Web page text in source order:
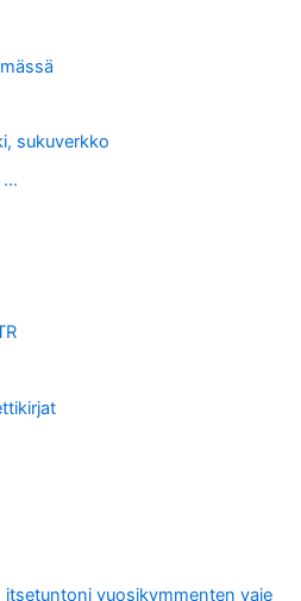
sukuverkko
…
itsetuntoni vuosikymmenten vaje